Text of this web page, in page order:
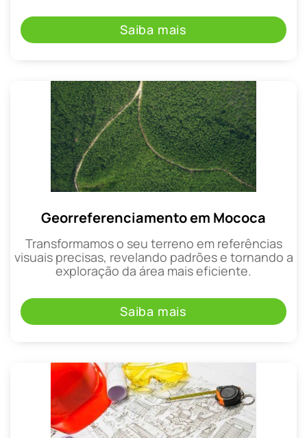
Saiba mais
Georreferenciamento em Mococa
Transformamos o seu terreno em referências
visuais precisas, revelando padrões e tornando a
exploração da área mais eficiente.
Saiba mais